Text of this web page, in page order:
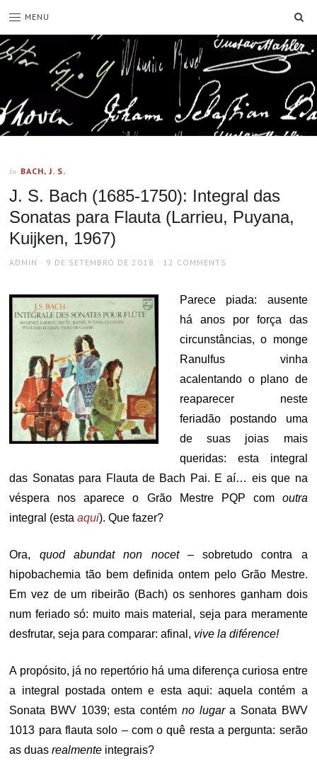
MENU
In BACH, J. S.
J. S. Bach (1685-1750): Integral das
Sonatas para Flauta (Larrieu, Puyana,
Kuijken, 1967)
AUTHOR
ADMIN
POSTED
9 DE SETEMBRO DE 2018 12 COMMENTS
Parece piada: ausente
há anos por força das
circunstâncias, o monge
Ranulfus vinha
acalentando o plano de
reaparecer neste
feriadão postando uma
de suas joias mais
queridas: esta integral
das Sonatas para Flauta de Bach Pai. E aí… eis que na
véspera nos aparece o Grão Mestre PQP com outra
integral (estaaqui). Que fazer?
Ora, quod abundat non nocet– sobretudo contra a
hipobachemia tão bem definida ontem pelo Grão Mestre.
Em vez de um ribeirão (Bach) os senhores ganham dois
num feriado só: muito mais material, seja para meramente
desfrutar, seja para comparar: afinal, vive la diférence!
A propósito, já no repertório há uma diferença curiosa entre
a integral postada ontem e esta aqui: aquela contém a
Sonata BWV 1039; esta contém no lugara Sonata BWV
1013 para flauta solo – com o quê resta a pergunta: serão
as duasrealmente integrais?